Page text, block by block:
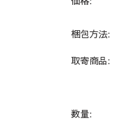
梱包方法:
取寄商品:
数量: